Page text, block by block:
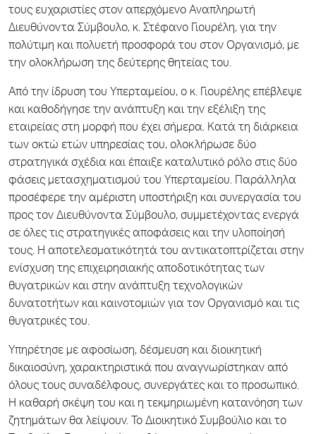
τους ευχαριστίες στον απερχόμενο Αναπληρωτή
Διευθύνοντα Σύμβουλο, κ. Στέφανο Γιουρέλη, για την
πολύτιμη και πολυετή προσφορά του στον Οργανισμό, με
την ολοκλήρωση της δεύτερης θητείας του.
Από την ίδρυση του Υπερταμείου, ο κ. Γιουρέλης επέβλεψε
και καθοδήγησε την ανάπτυξη και την εξέλιξη της
εταιρείας στη μορφή που έχει σήμερα. Κατά τη διάρκεια
των οκτώ ετών υπηρεσίας του, ολοκλήρωσε δύο
στρατηγικά σχέδια και έπαιξε καταλυτικό ρόλο στις δύο
φάσεις μετασχηματισμού του Υπερταμείου. Παράλληλα
προσέφερε την αμέριστη υποστήριξη και συνεργασία του
προς τον Διευθύνοντα Σύμβουλο, συμμετέχοντας ενεργά
σε όλες τις στρατηγικές αποφάσεις και την υλοποίησή
τους. Η αποτελεσματικότητά του αντικατοπτρίζεται στην
ενίσχυση της επιχειρησιακής αποδοτικότητας των
θυγατρικών και στην ανάπτυξη τεχνολογικών
δυνατοτήτων και καινοτομιών για τον Οργανισμό και τις
θυγατρικές του.
Υπηρέτησε με αφοσίωση, δέσμευση και διοικητική
δικαιοσύνη, χαρακτηριστικά που αναγνωρίστηκαν από
όλους τους συναδέλφους, συνεργάτες και το προσωπικό.
Η καθαρή σκέψη του και η τεκμηριωμένη κατανόηση των
ζητημάτων θα λείψουν. Το Διοικητικό Συμβούλιο και το